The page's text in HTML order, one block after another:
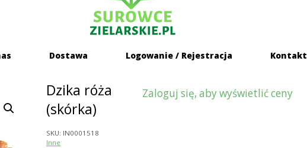
Dostawa Logowanie / Rejestracja Kontakt
Zaloguj się, aby wyświetlić ceny
Dzika róża
(skórka)
SKU: IN0001518
Inne